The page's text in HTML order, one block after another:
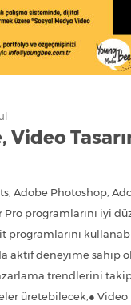
Video
Adobe Photoshop,
programlarını iyi
programlarını
aktif deneyime sahip
trendlerini
üretebilecek,●